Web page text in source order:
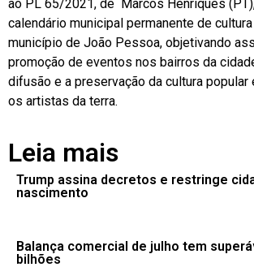
ao PL 65/2021, de Marcos Henriques
calendário municipal permanente de
município de João Pessoa, objetivando
promoção de eventos nos bairros da
difusão e a preservação da cultura popular
os artistas da terra.
Leia mais
Trump assina decretos e restringe
nascimento
Balança comercial de julho tem
bilhões